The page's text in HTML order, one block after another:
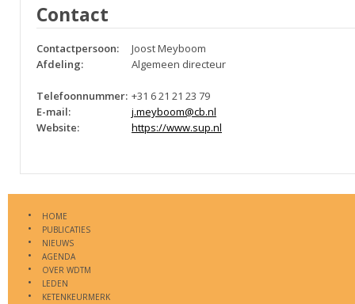
Contact
Contactpersoon:
Joost Meyboom
Afdeling:
Algemeen directeur
Telefoonnummer: +31 6 21 21 23 79
E-mail:
j.meyboom@cb.nl
Website:
https://www.sup.nl
HOME
PUBLICATIES
NIEUWS
AGENDA
OVER WDTM
LEDEN
KETENKEURMERK